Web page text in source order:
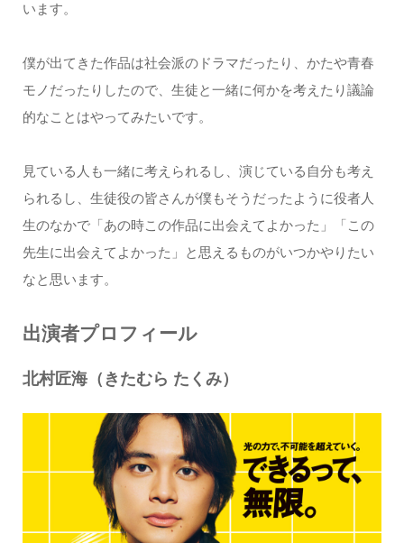
います。
僕が出てきた作品は社会派のドラマだったり、かたや青春
モノだったりしたので、生徒と一緒に何かを考えたり議論
的なことはやってみたいです。
見ている人も一緒に考えられるし、演じている自分も考え
られるし、生徒役の皆さんが僕もそうだったように役者人
生のなかで「あの時この作品に出会えてよかった」「この
先生に出会えてよかった」と思えるものがいつかやりたい
なと思います。
出演者プロフィール
北村匠海（きたむら たくみ）